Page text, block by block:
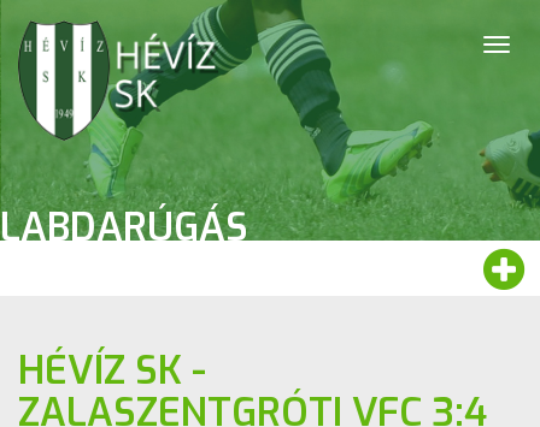
LABDARÚGÁS
HÉVÍZ SK -
ZALASZENTGRÓTI VFC 3:4